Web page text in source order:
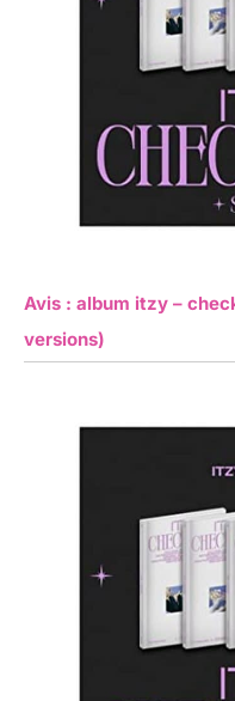
Avis : album itzy –
versions)